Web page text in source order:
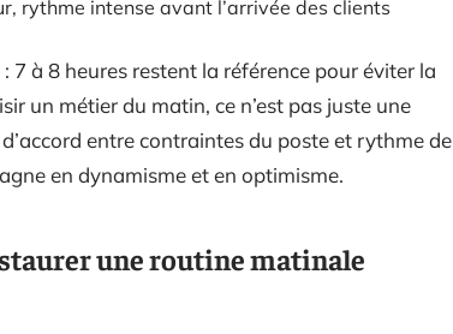
rythme intense avant l’arrivée des clients
7 à 8 heures restent la référence pour éviter la
un métier du matin, ce n’est pas juste une
entre contraintes du poste et rythme de
en dynamisme et en optimisme.
une routine matinale